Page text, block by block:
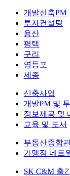
개발신축PM
투자컨설팅
용산
평택
구리
영등포
세종
신축사업
개발PM 및
정보제공 및
교육 및 도서
부동산종합
가맹점 네트
SK C&M 출